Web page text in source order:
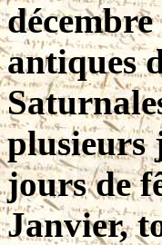
antiques
plusieurs
jours de
Janvier,